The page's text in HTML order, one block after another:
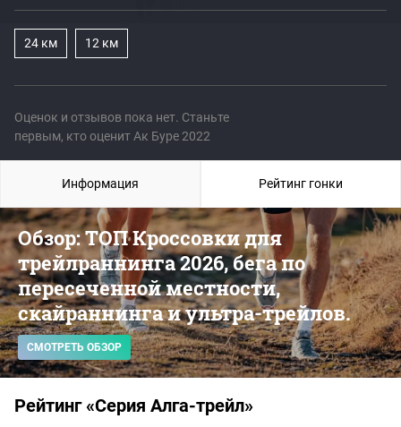
Оценок и отзывов пока нет. Станьте
первым, кто оценит Ак Буре 2022
24 км 12 км
Обзор: ТОП Кроссовки для
трейлраннинга 2026, бега по
пересеченной местности,
скайраннинга и ультра-трейлов.
СМОТРЕТЬ ОБЗОР
Рейтинг «Серия Алга-трейл»
Информация Рейтинг гонки